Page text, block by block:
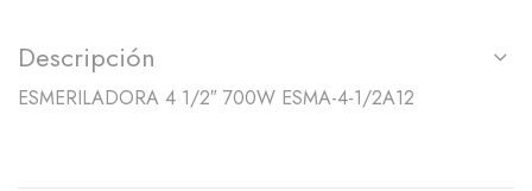
Descripción
ESMERILADORA 4 1/2″ 700W ESMA-4-1/2A12